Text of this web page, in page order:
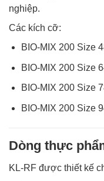
nghiệp.
Các kích cỡ:
BIO-MIX 200 Size
BIO-MIX 200 Size
BIO-MIX 200 Size
BIO-MIX 200 Size
Dòng thực
KL-RF được thiết kế